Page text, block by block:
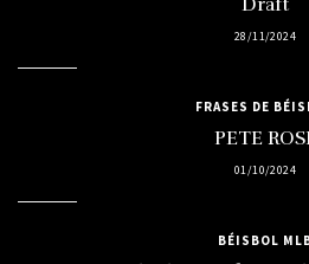
Draft
28/11/2024
FRASES DE
PETE
01/10/2024
BÉISBOL